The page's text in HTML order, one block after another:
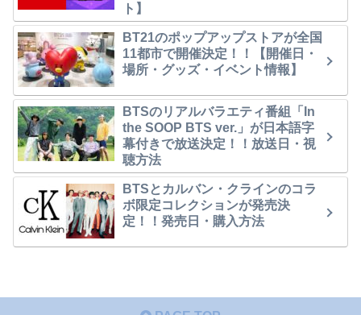
ト】
BT21のポップアップストアが全国
11都市で開催決定！！【開催日・
場所・グッズ・イベント情報】
BTSのリアルバラエティ番組「In
the SOOP BTS ver.」が日本語字
幕付きで放送決定！！放送日・視
聴方法
BTSとカルバン・クラインのコラ
ボ限定コレクションが発売決
定！！発売日・購入方法